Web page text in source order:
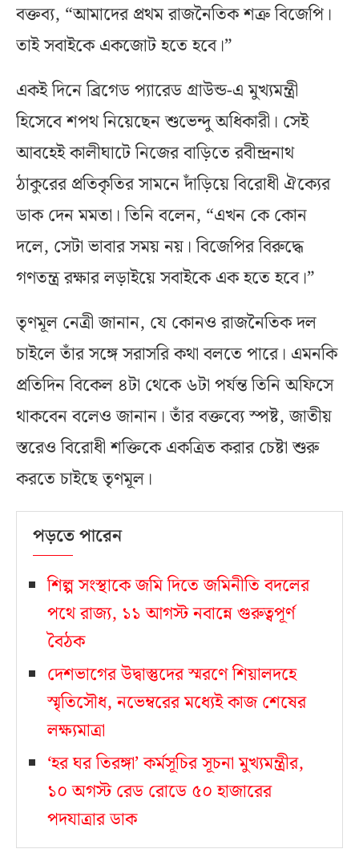
বক্তব্য, “আমাদের প্রথম রাজনৈতিক শত্রু বিজেপি।
তাই সবাইকে একজোট হতে হবে।”
একই দিনে ব্রিগেড প্যারেড গ্রাউন্ড-এ মুখ্যমন্ত্রী
হিসেবে শপথ নিয়েছেন শুভেন্দু অধিকারী। সেই
আবহেই কালীঘাটে নিজের বাড়িতে রবীন্দ্রনাথ
ঠাকুরের প্রতিকৃতির সামনে দাঁড়িয়ে বিরোধী ঐক্যের
ডাক দেন মমতা। তিনি বলেন, “এখন কে কোন
দলে, সেটা ভাবার সময় নয়। বিজেপির বিরুদ্ধে
গণতন্ত্র রক্ষার লড়াইয়ে সবাইকে এক হতে হবে।”
তৃণমূল নেত্রী জানান, যে কোনও রাজনৈতিক দল
চাইলে তাঁর সঙ্গে সরাসরি কথা বলতে পারে। এমনকি
প্রতিদিন বিকেল ৪টা থেকে ৬টা পর্যন্ত তিনি অফিসে
থাকবেন বলেও জানান। তাঁর বক্তব্যে স্পষ্ট, জাতীয়
স্তরেও বিরোধী শক্তিকে একত্রিত করার চেষ্টা শুরু
করতে চাইছে তৃণমূল।
পড়তে পারেন
শিল্প সংস্থাকে জমি দিতে জমিনীতি বদলের
পথে রাজ্য, ১১ আগস্ট নবান্নে গুরুত্বপূর্ণ
বৈঠক
দেশভাগের উদ্বাস্তুদের স্মরণে শিয়ালদহে
স্মৃতিসৌধ, নভেম্বরের মধ্যেই কাজ শেষের
লক্ষ্যমাত্রা
‘হর ঘর তিরঙ্গা’ কর্মসূচির সূচনা মুখ্যমন্ত্রীর,
১০ অগস্ট রেড রোডে ৫০ হাজারের
পদযাত্রার ডাক